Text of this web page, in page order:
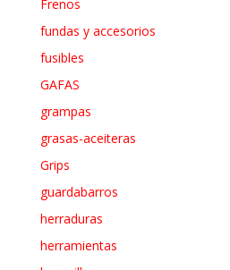
Frenos
fundas y accesorios
fusibles
GAFAS
grampas
grasas-aceiteras
Grips
guardabarros
herraduras
herramientas